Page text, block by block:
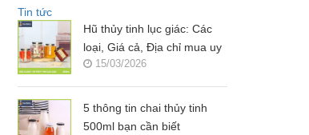
Tin tức
Hũ thủy tinh lục giác: Các
loại, Giá cả, Địa chỉ mua uy
tín?15/03/2026
5 thông tin chai thủy tinh
500ml bạn cần biết